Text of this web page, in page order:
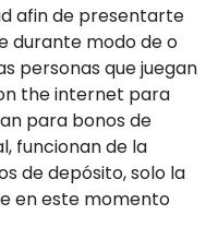
afin de presentarte
durante modo de o
personas que juegan
the internet para
para bonos de
funcionan de la
de depósito, solo la
en este momento